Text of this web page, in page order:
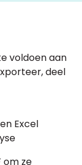
voldoen aan
deel
Excel
om ze